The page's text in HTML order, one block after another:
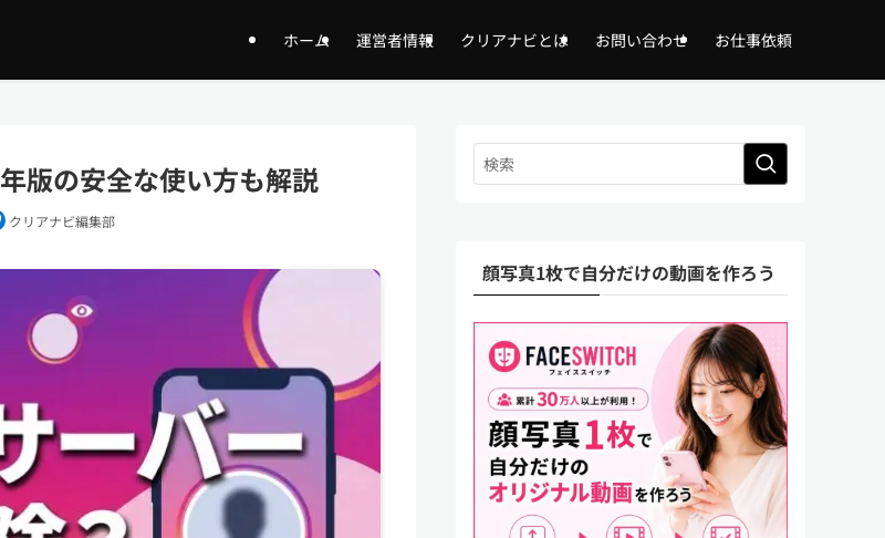
ホーム 運営者情報 クリアナビとは お問い合わせ お仕事依頼
版の安全な使い方も解説
クリアナビ編集部
顔写真1枚で自分だけの動画を作ろう